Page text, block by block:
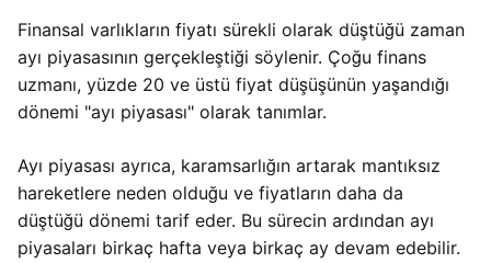
Finansal varlıkların fiyatı sürekli olarak düştüğü zaman
ayı piyasasının gerçekleştiği söylenir. Çoğu finans
uzmanı, yüzde 20 ve üstü fiyat düşüşünün yaşandığı
dönemi "ayı piyasası" olarak tanımlar.
Ayı piyasası ayrıca, karamsarlığın artarak mantıksız
hareketlere neden olduğu ve fiyatların daha da
düştüğü dönemi tarif eder. Bu sürecin ardından ayı
piyasaları birkaç hafta veya birkaç ay devam edebilir.